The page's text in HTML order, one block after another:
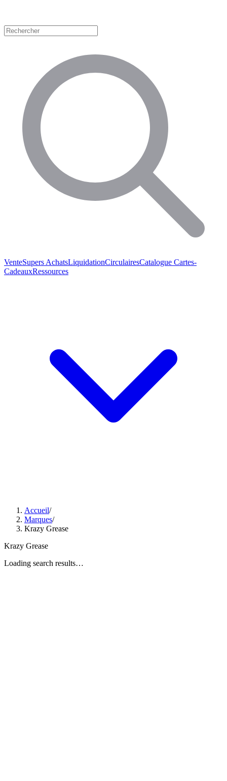
VenteSupers AchatsLiquidationCirculairesCatalogue Cartes-
CadeauxRessources
Accueil/
Marques/
Krazy Grease
Krazy Grease
Loading search results…